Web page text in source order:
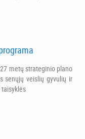
metų strateginio plano
senųjų veislių gyvulių ir